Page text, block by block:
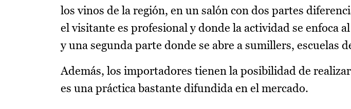
los vinos de la región, en un salón con dos partes
el visitante es profesional y donde la actividad se enfoca
y una segunda parte donde se abre a sumillers, escuelas
Además, los importadores tienen la posibilidad de
es una práctica bastante difundida en el mercado.